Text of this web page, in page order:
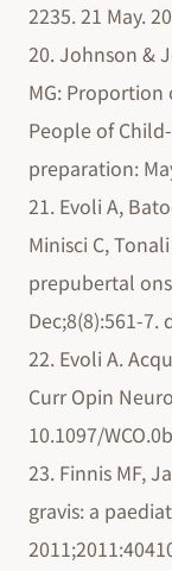
2235. 21 May.
20. Johnson &
MG: Proportion
People of
preparation:
21. Evoli A,
Minisci C,
prepubertal
Dec;8(8):561-7.
22. Evoli A.
Curr Opin
10.1097/
23. Finnis MF,
gravis: a